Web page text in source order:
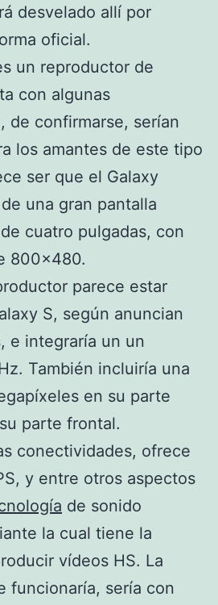
desvelado allí por
oficial.
un reproductor de
con algunas
de confirmarse, serían
los amantes de este tipo
ser que el Galaxy
una gran pantalla
cuatro pulgadas, con
800×480.
parece estar
S, según anuncian
e integraría un un
También incluiría una
en su parte
parte frontal.
conectividades, ofrece
y entre otros aspectos
de sonido
la cual tiene la
vídeos HS. La
funcionaría, sería con